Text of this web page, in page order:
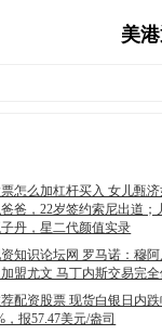
美
怎么加杠杆买入 女儿甄
爸，22岁签约索尼出道；
丹，星二代颜值实录
知识论坛网 罗马诺：穆
盟尤文 马丁内斯交易完
配资股票 现货白银日内
，报57.47美元/盎司